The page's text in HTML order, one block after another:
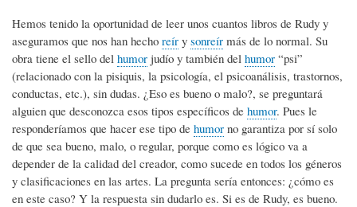
Hemos tenido la oportunidad de leer unos cuantos libros de Rudy y
aseguramos que nos han hecho reír y sonreír más de lo normal. Su
obra tiene el sello del humor judío y también del humor “psi”
(relacionado con la pisiquis, la psicología, el psicoanálisis, trastornos,
conductas, etc.), sin dudas. ¿Eso es bueno o malo?, se preguntará
alguien que desconozca esos tipos específicos de humor. Pues le
responderíamos que hacer ese tipo de humor no garantiza por sí solo
de que sea bueno, malo, o regular, porque como es lógico va a
depender de la calidad del creador, como sucede en todos los géneros
y clasificaciones en las artes. La pregunta sería entonces: ¿cómo es
en este caso? Y la respuesta sin dudarlo es. Si es de Rudy, es bueno.